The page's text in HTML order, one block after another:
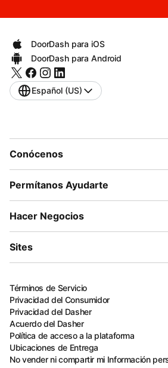
DoorDash para iOS
DoorDash para Android
Español (US)
Conócenos
Permítanos Ayudarte
Hacer Negocios
Sites
Términos de Servicio
Privacidad del Consumidor
Privacidad del Dasher
Acuerdo del Dasher
Política de acceso a la plataforma
Ubicaciones de Entrega
No vender ni compartir mi Información